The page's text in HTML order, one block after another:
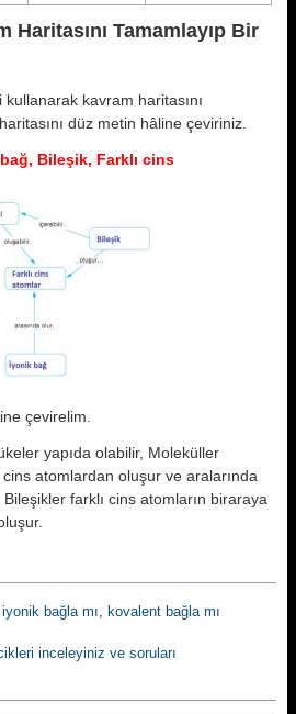
Haritasını Tamamlayıp Bir
kavram haritasını
düz metin hâline çeviriniz.
Bileşik, Farklı cins
çevirelim.
yapıda olabilir, Moleküller
atomlardan oluşur ve aralarında
farklı cins atomların biraraya
bağla mı, kovalent bağla mı
inceleyiniz ve soruları